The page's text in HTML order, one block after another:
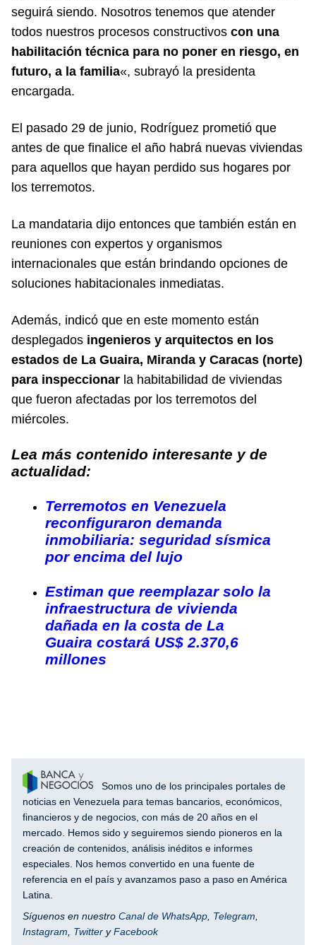
seguirá siendo. Nosotros tenemos que atender
todos nuestros procesos constructivos con una
habilitación técnica para no poner en riesgo, en
futuro, a la familia«, subrayó la presidenta
encargada.
El pasado 29 de junio, Rodríguez prometió que
antes de que finalice el año habrá nuevas viviendas
para aquellos que hayan perdido sus hogares por
los terremotos.
La mandataria dijo entonces que también están en
reuniones con expertos y organismos
internacionales que están brindando opciones de
soluciones habitacionales inmediatas.
Además, indicó que en este momento están
desplegados ingenieros y arquitectos en los
estados de La Guaira, Miranda y Caracas (norte)
para inspeccionar la habitabilidad de viviendas
que fueron afectadas por los terremotos del
miércoles.
Lea más contenido interesante y de
actualidad:
Terremotos en Venezuela
reconfiguraron demanda
inmobiliaria: seguridad sísmica
por encima del lujo
Estiman que reemplazar solo la
infraestructura de vivienda
dañada en la costa de La
Guaira costará US$ 2.370,6
millones
Somos uno de los principales portales de
noticias en Venezuela para temas bancarios, económicos,
financieros y de negocios, con más de 20 años en el
mercado. Hemos sido y seguiremos siendo pioneros en la
creación de contenidos, análisis inéditos e informes
especiales. Nos hemos convertido en una fuente de
referencia en el país y avanzamos paso a paso en América
Latina.
Síguenos en nuestro Canal de WhatsApp Telegram
Instagram
Twitter yFacebook